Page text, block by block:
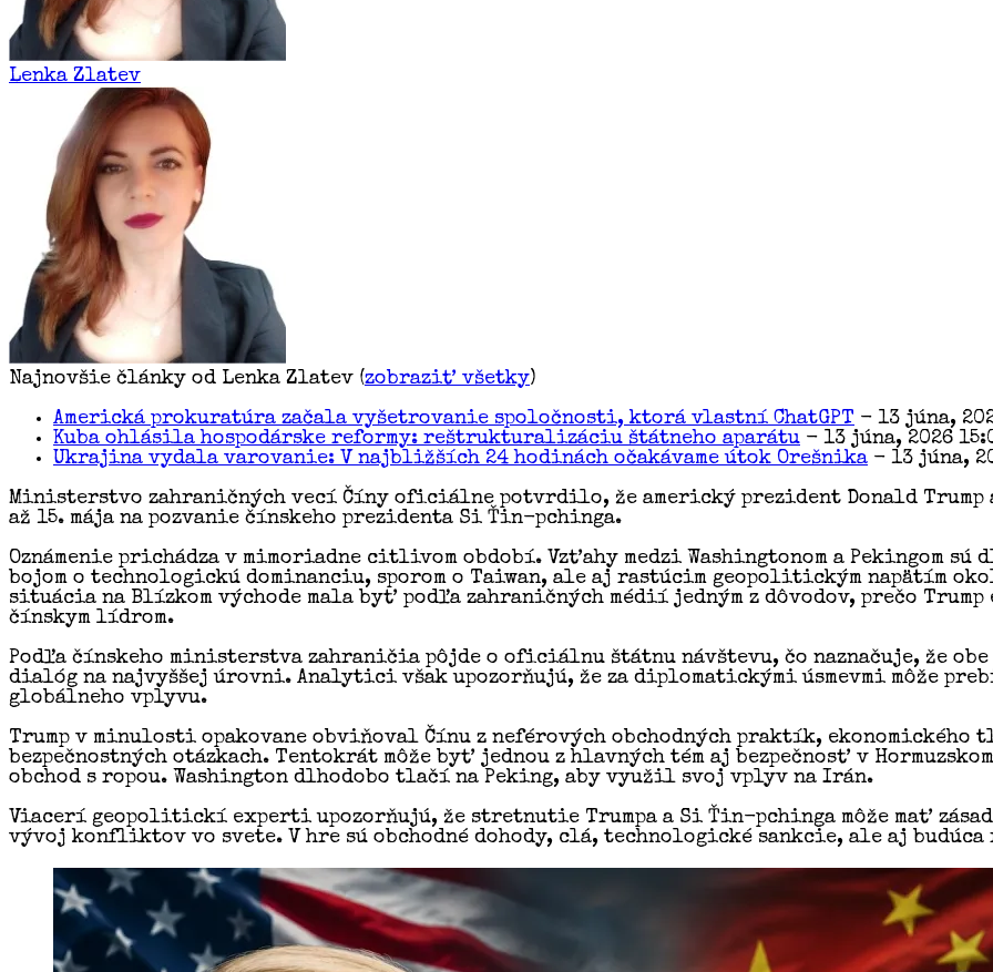
Lenka Zlatev
Najnovšie články od Lenka Zlatev (zobraziť všetky)
Americká prokuratúra začala vyšetrovanie spoločnosti, ktorá vlastní ChatGPT - 13 júna,
Kuba ohlásila hospodárske reformy: reštrukturalizáciu štátneho aparátu - 13 júna, 2026
Ukrajina vydala varovanie: V najbližších 24 hodinách očakávame útok Orešnika - 13 júna,
Ministerstvo zahraničných vecí Číny oficiálne potvrdilo, že americký prezident Donald Trump
až 15. mája na pozvanie čínskeho prezidenta Si Ťin-pchinga.
Oznámenie prichádza v mimoriadne citlivom období. Vzťahy medzi Washingtonom a Pekingom
bojom o technologickú dominanciu, sporom o Taiwan, ale aj rastúcim geopolitickým napätím
situácia na Blízkom východe mala byť podľa zahraničných médií jedným z dôvodov, prečo
čínskym lídrom.
Podľa čínskeho ministerstva zahraničia pôjde o oficiálnu štátnu návštevu, čo naznačuje, že
dialóg na najvyššej úrovni. Analytici však upozorňujú, že za diplomatickými úsmevmi môže
globálneho vplyvu.
Trump v minulosti opakovane obviňoval Čínu z neférových obchodných praktík, ekonomického
bezpečnostných otázkach. Tentokrát môže byť jednou z hlavných tém aj bezpečnosť v
obchod s ropou. Washington dlhodobo tlačí na Peking, aby využil svoj vplyv na Irán.
Viacerí geopolitickí experti upozorňujú, že stretnutie Trumpa a Si Ťin-pchinga môže mať
vývoj konfliktov vo svete. V hre sú obchodné dohody, clá, technologické sankcie, ale aj budúca